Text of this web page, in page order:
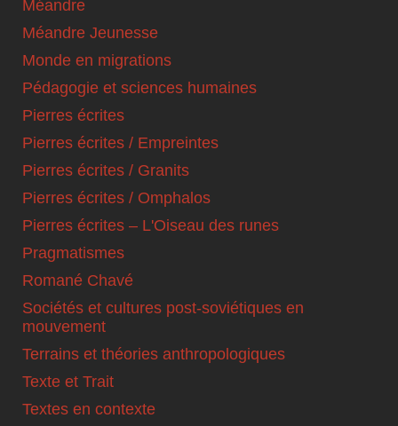
Méandre
Méandre Jeunesse
Monde en migrations
Pédagogie et sciences humaines
Pierres écrites
Pierres écrites / Empreintes
Pierres écrites / Granits
Pierres écrites / Omphalos
Pierres écrites – L'Oiseau des runes
Pragmatismes
Romané Chavé
Sociétés et cultures post-soviétiques en
mouvement
Terrains et théories anthropologiques
Texte et Trait
Textes en contexte